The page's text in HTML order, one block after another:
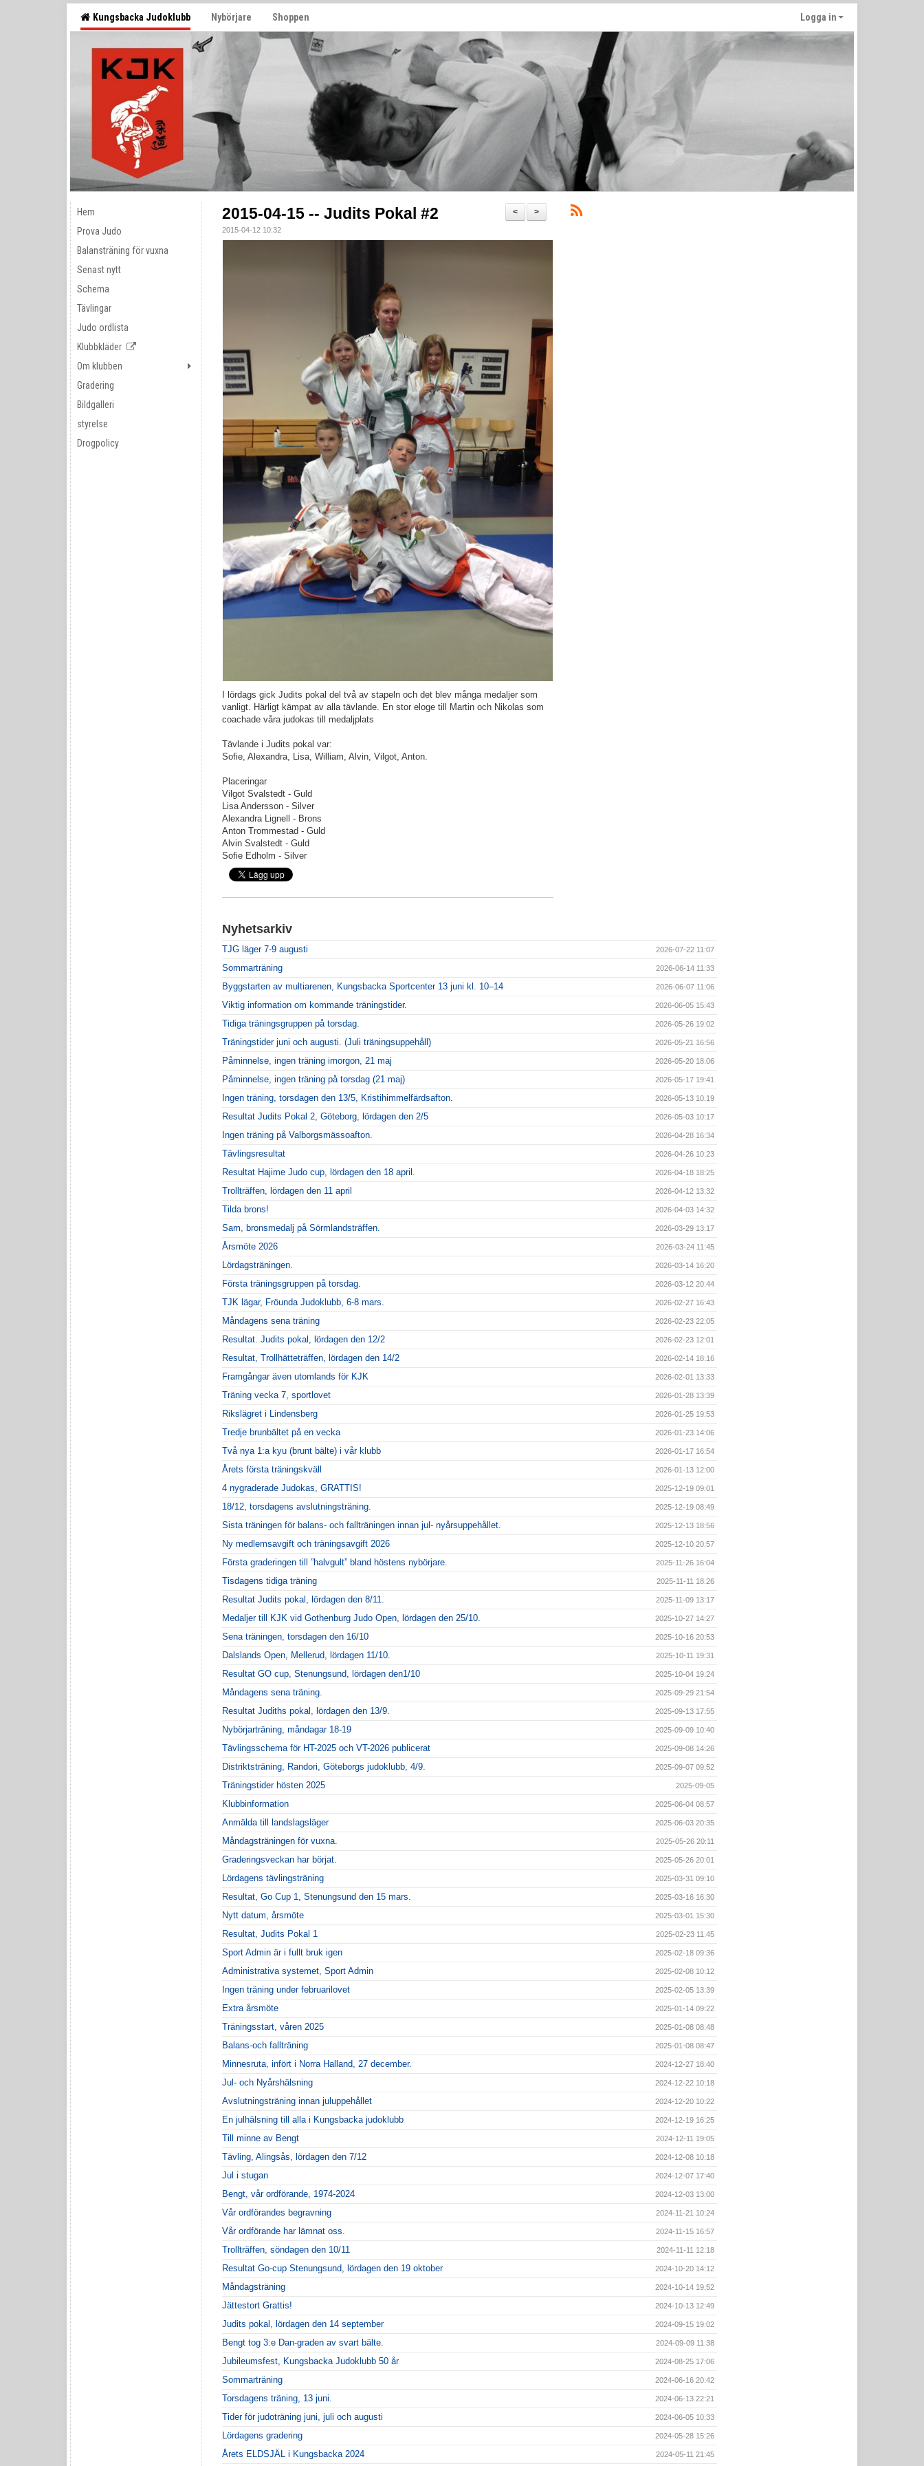
Kungsbacka Judoklubb Nybörjare Shoppen Logga in
Hem
Prova Judo
Balansträning för vuxna
Senast nytt
Schema
Tävlingar
Judo ordlista
Klubbkläder
Om klubben
Gradering
Bildgalleri
styrelse
Drogpolicy
>
<
2015-04-15 -- Judits Pokal #2
2015-04-12 10:32
I lördags gick Judits pokal del två av stapeln och det blev många medaljer som
vanligt. Härligt kämpat av alla tävlande. En stor eloge till Martin och Nikolas som
coachade våra judokas till medaljplats
Tävlande i Judits pokal var:
Sofie, Alexandra, Lisa, William, Alvin, Vilgot, Anton.
Placeringar
Vilgot Svalstedt - Guld
Lisa Andersson - Silver
Alexandra Lignell - Brons
Anton Trommestad - Guld
Alvin Svalstedt - Guld
Sofie Edholm - Silver
Nyhetsarkiv
TJG läger 7-9 augusti 2026-07-22 11:07
Sommarträning 2026-06-14 11:33
Byggstarten av multiarenen, Kungsbacka Sportcenter 13 juni kl. 10–14 2026-06-07 11:06
Viktig information om kommande träningstider. 2026-06-05 15:43
Tidiga träningsgruppen på torsdag. 2026-05-26 19:02
Träningstider juni och augusti. (Juli träningsuppehåll) 2026-05-21 16:56
Påminnelse, ingen träning imorgon, 21 maj 2026-05-20 18:06
Påminnelse, ingen träning på torsdag (21 maj) 2026-05-17 19:41
Ingen träning, torsdagen den 13/5, Kristihimmelfärdsafton. 2026-05-13 10:19
Resultat Judits Pokal 2, Göteborg, lördagen den 2/5 2026-05-03 10:17
Ingen träning på Valborgsmässoafton. 2026-04-28 16:34
Tävlingsresultat 2026-04-26 10:23
Resultat Hajime Judo cup, lördagen den 18 april. 2026-04-18 18:25
Trollträffen, lördagen den 11 april 2026-04-12 13:32
Tilda brons! 2026-04-03 14:32
Sam, bronsmedalj på Sörmlandsträffen. 2026-03-29 13:17
Årsmöte 2026 2026-03-24 11:45
Lördagsträningen. 2026-03-14 16:20
Första träningsgruppen på torsdag. 2026-03-12 20:44
TJK lägar, Fröunda Judoklubb, 6-8 mars. 2026-02-27 16:43
Måndagens sena träning 2026-02-23 22:05
Resultat. Judits pokal, lördagen den 12/2 2026-02-23 12:01
Resultat, Trollhätteträffen, lördagen den 14/2 2026-02-14 18:16
Framgångar även utomlands för KJK 2026-02-01 13:33
Träning vecka 7, sportlovet 2026-01-28 13:39
Rikslägret i Lindensberg 2026-01-25 19:53
Tredje brunbältet på en vecka 2026-01-23 14:06
Två nya 1:a kyu (brunt bälte) i vår klubb 2026-01-17 16:54
Årets första träningskväll 2026-01-13 12:00
4 nygraderade Judokas, GRATTIS! 2025-12-19 09:01
18/12, torsdagens avslutningsträning. 2025-12-19 08:49
Sista träningen för balans- och fallträningen innan jul- nyårsuppehållet. 2025-12-13 18:56
Ny medlemsavgift och träningsavgift 2026 2025-12-10 20:57
Första graderingen till ”halvgult” bland höstens nybörjare. 2025-11-26 16:04
Tisdagens tidiga träning 2025-11-11 18:26
Resultat Judits pokal, lördagen den 8/11. 2025-11-09 13:17
Medaljer till KJK vid Gothenburg Judo Open, lördagen den 25/10. 2025-10-27 14:27
Sena träningen, torsdagen den 16/10 2025-10-16 20:53
Dalslands Open, Mellerud, lördagen 11/10. 2025-10-11 19:31
Resultat GO cup, Stenungsund, lördagen den1/10 2025-10-04 19:24
Måndagens sena träning. 2025-09-29 21:54
Resultat Judiths pokal, lördagen den 13/9. 2025-09-13 17:55
Nybörjarträning, måndagar 18-19 2025-09-09 10:40
Tävlingsschema för HT-2025 och VT-2026 publicerat 2025-09-08 14:26
Distriktsträning, Randori, Göteborgs judoklubb, 4/9. 2025-09-07 09:52
Träningstider hösten 2025 2025-09-05
Klubbinformation 2025-06-04 08:57
Anmälda till landslagsläger 2025-06-03 20:35
Måndagsträningen för vuxna. 2025-05-26 20:11
Graderingsveckan har börjat. 2025-05-26 20:01
Lördagens tävlingsträning 2025-03-31 09:10
Resultat, Go Cup 1, Stenungsund den 15 mars. 2025-03-16 16:30
Nytt datum, årsmöte 2025-03-01 15:30
Resultat, Judits Pokal 1 2025-02-23 11:45
Sport Admin är i fullt bruk igen 2025-02-18 09:36
Administrativa systemet, Sport Admin 2025-02-08 10:12
Ingen träning under februarilovet 2025-02-05 13:39
Extra årsmöte 2025-01-14 09:22
Träningsstart, våren 2025 2025-01-08 08:48
Balans-och fallträning 2025-01-08 08:47
Minnesruta, infört i Norra Halland, 27 december. 2024-12-27 18:40
Jul- och Nyårshälsning 2024-12-22 10:18
Avslutningsträning innan juluppehållet 2024-12-20 10:22
En julhälsning till alla i Kungsbacka judoklubb 2024-12-19 16:25
Till minne av Bengt 2024-12-11 19:05
Tävling, Alingsås, lördagen den 7/12 2024-12-08 10:18
Jul i stugan 2024-12-07 17:40
Bengt, vår ordförande, 1974-2024 2024-12-03 13:00
Vår ordförandes begravning 2024-11-21 10:24
Vår ordförande har lämnat oss. 2024-11-15 16:57
Trollträffen, söndagen den 10/11 2024-11-11 12:18
Resultat Go-cup Stenungsund, lördagen den 19 oktober 2024-10-20 14:12
Måndagsträning 2024-10-14 19:52
Jättestort Grattis! 2024-10-13 12:49
Judits pokal, lördagen den 14 september 2024-09-15 19:02
Bengt tog 3:e Dan-graden av svart bälte. 2024-09-09 11:38
Jubileumsfest, Kungsbacka Judoklubb 50 år 2024-08-25 17:06
Sommarträning 2024-06-16 20:42
Torsdagens träning, 13 juni. 2024-06-13 22:21
Tider för judoträning juni, juli och augusti 2024-06-05 10:33
Lördagens gradering 2024-05-28 15:26
Årets ELDSJÄL i Kungsbacka 2024 2024-05-11 21:45